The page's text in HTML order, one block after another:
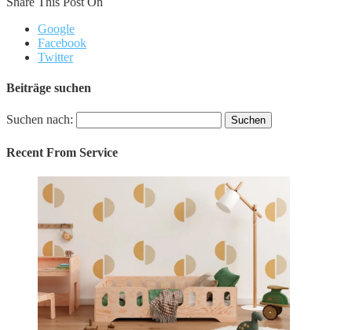
Google
Facebook
Twitter
Beiträge suchen
Suchen nach:
Recent From Service